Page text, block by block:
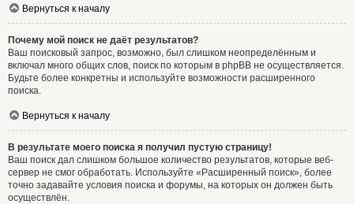
Вернуться к началу
Почему мой поиск не даёт результатов?
Ваш поисковый запрос, возможно, был слишком неопределённым и
включал много общих слов, поиск по которым в phpBB не осуществляется.
Будьте более конкретны и используйте возможности расширенного
поиска.
Вернуться к началу
В результате моего поиска я получил пустую страницу!
Ваш поиск дал слишком большое количество результатов, которые веб-
сервер не смог обработать. Используйте «Расширенный поиск», более
точно задавайте условия поиска и форумы, на которых он должен быть
осуществлён.